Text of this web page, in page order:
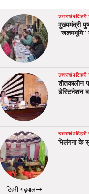
उत्तराखंडटिहरी
मुख्यमंत्री
“जलमभूमि”
उत्तराखंडटिहरी
शीतकालीन
डेस्टिनेशन
उत्तराखंडटिहरी
भिलंगना के
टिहरी गढ़वाल